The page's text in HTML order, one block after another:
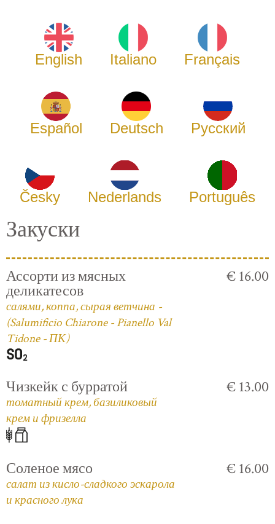
English Italiano Français
Español Deutsch Русский
Česky Nederlands Português
Закуски
Ассорти из мясных
деликатесов
салями, коппа, сырая ветчина -
(Salumificio Chiarone - Pianello Val
Tidone - ПК)
€ 16.00
Чизкейк с бурратой
томатный крем, базиликовый
крем и фризелла
€ 13.00
Соленое мясо
салат из кисло-сладкого эскарола
и красного лука
€ 16.00